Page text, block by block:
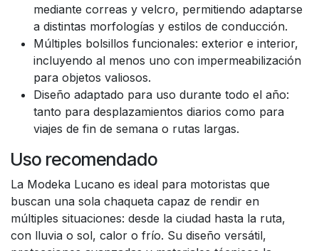
mediante correas y velcro, permitiendo adaptarse
a distintas morfologías y estilos de conducción.
Múltiples bolsillos funcionales: exterior e interior,
incluyendo al menos uno con impermeabilización
para objetos valiosos.
Diseño adaptado para uso durante todo el año:
tanto para desplazamientos diarios como para
viajes de fin de semana o rutas largas.
Uso recomendado
La Modeka Lucano es ideal para motoristas que
buscan una sola chaqueta capaz de rendir en
múltiples situaciones: desde la ciudad hasta la ruta,
con lluvia o sol, calor o frío. Su diseño versátil,